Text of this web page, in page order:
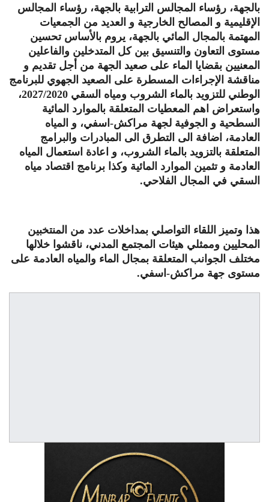
بالجهة، رؤساء المجالس الترابية بالجهة، رؤساء المجالس
الإقليمية و المصالح الخارجية و العديد من الجمعيات
المهتمة بالمجال المائي بالجهة، يروم بالأساس تحسين
مستوى التعاون والتنسيق بين كل المتدخلين والفاعلين
المعنيين بقضايا الماء على صعيد الجهة من أجل تقديم و
مناقشة الإجراءات المسطرة على الصعيد الجهوي للبرنامج
الوطني للتزويد بالماء الشروب ومياه السقي 2027/2020،
واستعراض اهم المعطيات المتعلقة بالموارد المائية
السطحية و الجوفية لجهة مراكش-اسفي، و المياه
العادمة، اضافة الى التطرق الى المبادرات والبرامج
المتعلقة بالتزويد بالماء الشروب، و اعادة استعمال المياه
العادمة و تثمين الموارد المائية وكذا برنامج اقتصاد مياه
السقي في المجال الفلاحي.
هذا وتميز اللقاء التواصلي بمداخلات عدد من المنتخبين
المحليين وممثلي هيئات المجتمع المدني، ناقشوا خلالها
مختلف الجوانب المتعلقة بمجال الماء والمياه العادمة على
مستوى جهة مراكش-اسفي.